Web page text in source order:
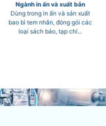
Ngành in ấn và xuất bản
Dùng trong in ấn và sản xuất
bao bì tem nhãn, đóng gói các
loại sách báo, tạp chí...